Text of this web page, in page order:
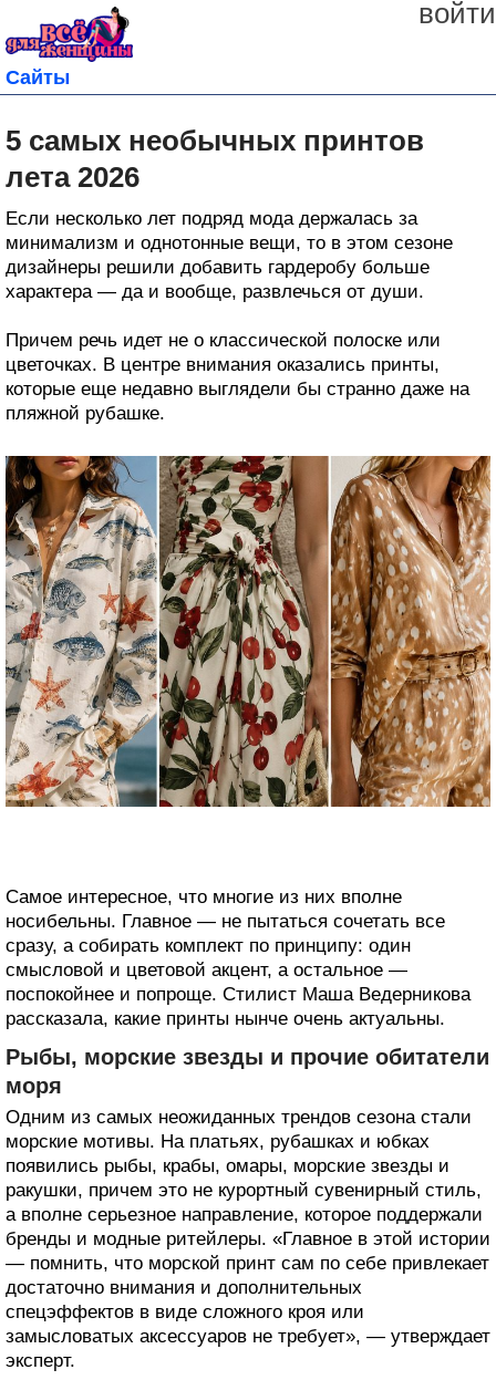
войти
Сайты
5 самых необычных принтов
лета 2026
Если несколько лет подряд мода держалась за
минимализм и однотонные вещи, то в этом сезоне
дизайнеры решили добавить гардеробу больше
характера — да и вообще, развлечься от души.
Причем речь идет не о классической полоске или
цветочках. В центре внимания оказались принты,
которые еще недавно выглядели бы странно даже на
пляжной рубашке.
Самое интересное, что многие из них вполне
носибельны. Главное — не пытаться сочетать все
сразу, а собирать комплект по принципу: один
смысловой и цветовой акцент, а остальное —
поспокойнее и попроще. Стилист Маша Ведерникова
рассказала, какие принты нынче очень актуальны.
Рыбы, морские звезды и прочие обитатели
моря
Одним из самых неожиданных трендов сезона стали
морские мотивы. На платьях, рубашках и юбках
появились рыбы, крабы, омары, морские звезды и
ракушки, причем это не курортный сувенирный стиль,
а вполне серьезное направление, которое поддержали
бренды и модные ритейлеры. «Главное в этой истории
— помнить, что морской принт сам по себе привлекает
достаточно внимания и дополнительных
спецэффектов в виде сложного кроя или
замысловатых аксессуаров не требует», — утверждает
эксперт.